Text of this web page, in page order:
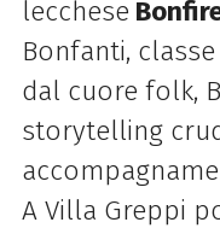
lecchese
Bonfanti,
dal cuore folk,
storytelling
A Villa Greppi